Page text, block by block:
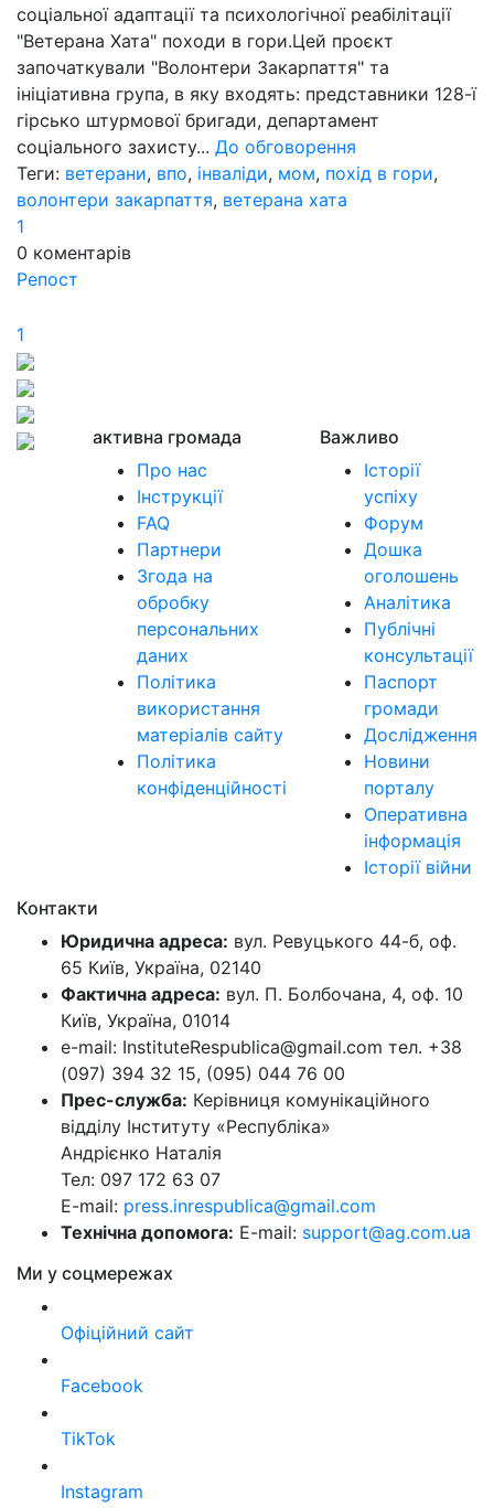
соціальної адаптації та психологічної реабілітації
"Ветерана Хата" походи в гори.Цей проєкт
започаткували "Волонтери Закарпаття" та
ініціативна група, в яку входять: представники 128-ї
гірсько штурмової бригади, департамент
соціального захисту... До обговорення
Теги: ветерани, впо, інваліди, мом, похід в гори,
волонтери закарпаття, ветерана хата
1
0 коментарів
Репост
1
активна громада
Про нас
Інструкції
FAQ
Партнери
Згода на
обробку
персональних
даних
Політика
використання
матеріалів сайту
Політика
конфіденційності
Важливо
Історії
успіху
Форум
Дошка
оголошень
Аналітика
Публічні
консультації
Паспорт
громади
Дослідження
Новини
порталу
Оперативна
інформація
Історії війни
Контакти
Юридична адреса: вул. Ревуцького 44-б, оф.
65 Київ, Україна, 02140
Фактична адреса: вул. П. Болбочана, 4, оф. 10
Київ, Україна, 01014
e-mail: InstituteRespublica@gmail.com тел. +38
(097) 394 32 15, (095) 044 76 00
Прес-служба: Керівниця комунікаційного
відділу Інституту «Республіка»
Андрієнко Наталія
Тел: 097 172 63 07
E-mail: press.inrespublica@gmail.com
Технічна допомога: E-mail: support@ag.com.ua
Ми у соцмережах
Офіційний сайт
Facebook
TikTok
Instagram